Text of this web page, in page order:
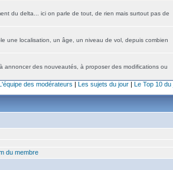
du delta... ici on parle de tout, de rien mais surtout pas de
une localisation, un âge, un niveau de vol, depuis combien
annoncer des nouveautés, à proposer des modifications ou
des modérateurs | Les sujets du jour| Le Top 10 du
du membre